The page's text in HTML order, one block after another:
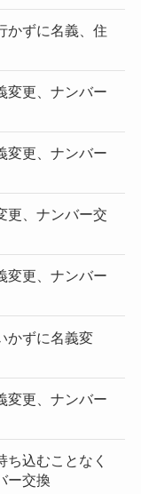
ずに名義、住
更、ナンバー
更、ナンバー
、ナンバー交
更、ナンバー
かずに名義変
更、ナンバー
込むことなく
ー交換